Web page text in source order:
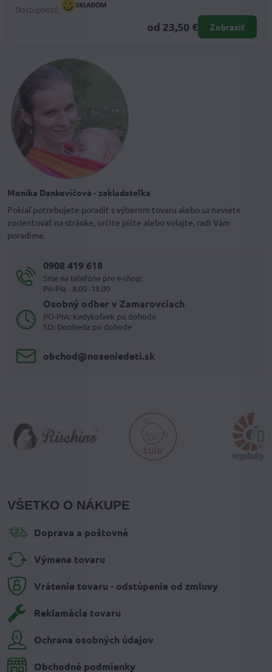
Dostupnosť:
od 23,50 € Zobraziť
Monika Dankovičová - zakladateľka
Pokiaľ potrebujete poradiť s výberom tovaru alebo sa neviete
zorientovať na stránke, určite píšte alebo volajte, radi Vám
poradíme.
0908 419 618
Sme na telefóne pre e-shop:
Po-Pia - 8.00 -18.00
Osobný odber v Zamarovciach
PO-PIA: Kedykoľvek po dohode
SO: Doobeda po dohode
obchod​@noseniedeti​.sk
VŠETKO O NÁKUPE
Doprava a poštovné
Výmena tovaru
Vrátenie tovaru - odstúpenie od zmluvy
Reklamácia tovaru
Ochrana osobných údajov
Obchodné podmienky